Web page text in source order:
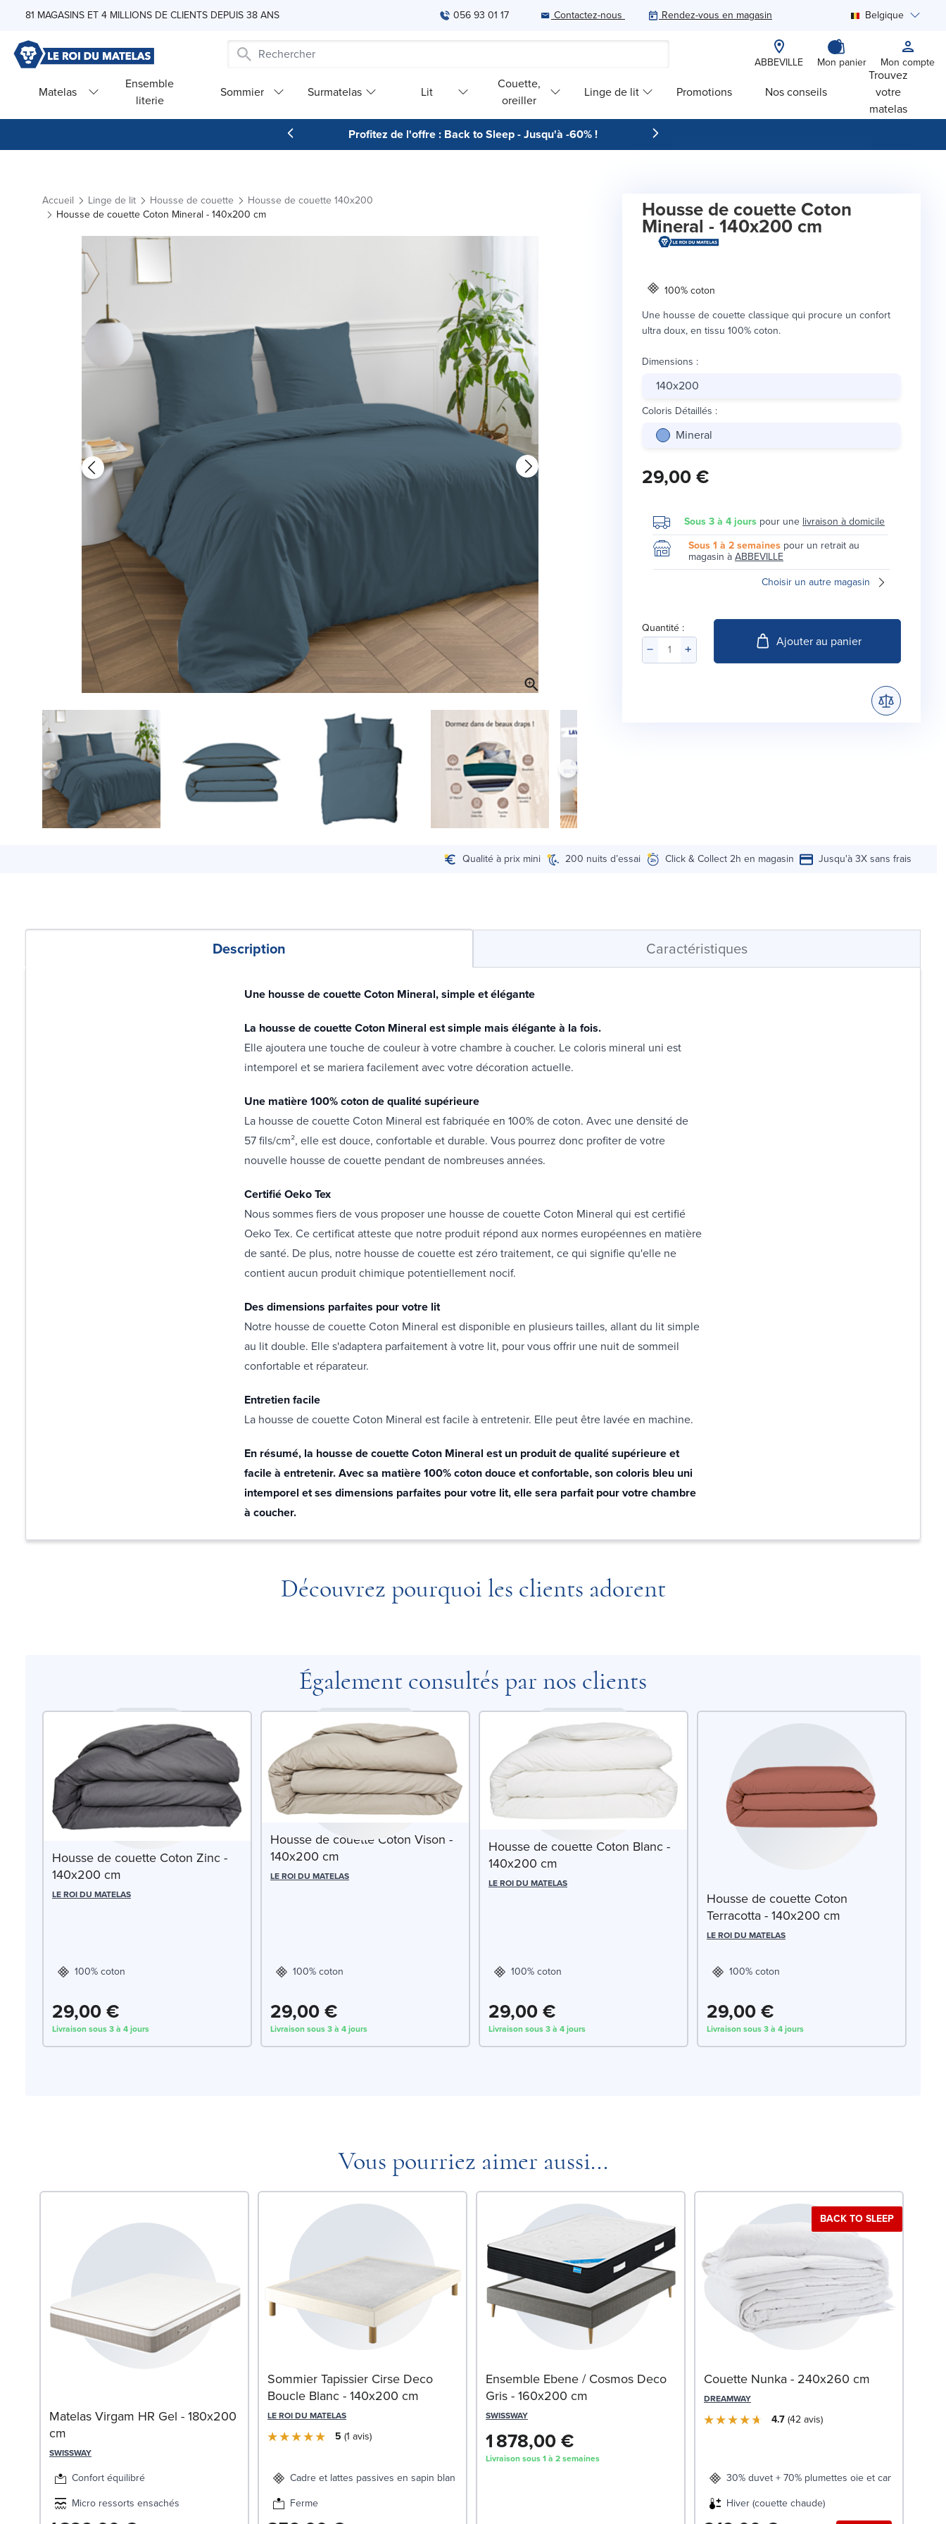
Skip to Content
81 MAGASINS ET 4 MILLIONS DE CLIENTS DEPUIS 38 ANS 056 93 01 17 Contactez-nous Rendez-vous en magasin Belgique
ABBEVILLE Mon panier Mon compte
Matelas
Ensemble
literie
Sommier Surmatelas Lit
Couette,
oreiller
Linge de lit Promotions Nos conseils
Trouvez
votre
matelas
Profitez de l'offre : Back to Sleep - Jusqu'à -60% !
Accueil Linge de lit Housse de couette
Housse de couette 140x200
Housse de couette Coton Mineral - 140x200 cm
Housse de couette Coton
Mineral - 140x200 cm
100% coton
Une housse de couette classique qui procure un confort
ultra doux, en tissu 100% coton.
Dimensions :
140x200
Coloris Détaillés :
Mineral
29,00 €
Sous 3 à 4 jours pour unelivraison à domicile
Sous 1 à 2 semaines pour un retrait au
magasin àABBEVILLE
Choisir un autre magasin
Quantité :
Ajouter au panier
Qualité à prix mini 200 nuits d’essai Click & Collect 2h en magasin Jusqu'à 3X sans frais
Description Caractéristiques
Une housse de couette Coton Mineral, simple et élégante
La housse de couette Coton Mineral est simple mais élégante à la fois.
Elle ajoutera une touche de couleur à votre chambre à coucher. Le coloris mineral uni est
intemporel et se mariera facilement avec votre décoration actuelle.
Une matière 100% coton de qualité supérieure
La housse de couette Coton Mineral est fabriquée en 100% de coton. Avec une densité de
57 fils/cm², elle est douce, confortable et durable. Vous pourrez donc profiter de votre
nouvelle housse de couette pendant de nombreuses années.
Certifié Oeko Tex
Nous sommes fiers de vous proposer une housse de couette Coton Mineral qui est certifié
Oeko Tex. Ce certificat atteste que notre produit répond aux normes européennes en matière
de santé. De plus, notre housse de couette est zéro traitement, ce qui signifie qu'elle ne
contient aucun produit chimique potentiellement nocif.
Des dimensions parfaites pour votre lit
Notre housse de couette Coton Mineral est disponible en plusieurs tailles, allant du lit simple
au lit double. Elle s'adaptera parfaitement à votre lit, pour vous offrir une nuit de sommeil
confortable et réparateur.
Entretien facile
La housse de couette Coton Mineral est facile à entretenir. Elle peut être lavée en machine.
En résumé, la housse de couette Coton Mineral est un produit de qualité supérieure et
facile à entretenir. Avec sa matière 100% coton douce et confortable, son coloris bleu uni
intemporel et ses dimensions parfaites pour votre lit, elle sera parfait pour votre chambre
à coucher.
Découvrez pourquoi les clients adorent
Également consultés par nos clients
Housse de couette Coton Zinc -
140x200 cm
LE ROI DU MATELAS
100% coton
29,00 €
Livraison sous 3 à 4 jours
Housse de couette Coton Vison -
140x200 cm
LE ROI DU MATELAS
100% coton
29,00 €
Livraison sous 3 à 4 jours
Housse de couette Coton Blanc -
140x200 cm
LE ROI DU MATELAS
100% coton
29,00 €
Livraison sous 3 à 4 jours
Housse de couette Coton
Terracotta - 140x200 cm
LE ROI DU MATELAS
100% coton
29,00 €
Livraison sous 3 à 4 jours
Vous pourriez aimer aussi...
Matelas Virgam HR Gel - 180x200
cm
SWISSWAY
Confort équilibré
Micro ressorts ensachés
Sommier Tapissier Cirse Deco
Boucle Blanc - 140x200 cm
LE ROI DU MATELAS
5 1 avis
Cadre et lattes passives en sapin blanc
Ferme
Ensemble Ebene / Cosmos Deco
Gris - 160x200 cm
SWISSWAY
1 878,00 €
Livraison sous 1 à 2 semaines
BACK TO SLEEP
Couette Nunka - 240x260 cm
DREAMWAY
4.7 42avis
30% duvet + 70% plumettes oie et canard
Hiver (couette chaude)